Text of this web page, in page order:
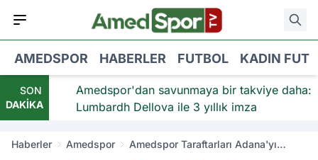
AMEDSPOR HABERLER FUTBOL KADIN
SON
DAKİKA
Amedspor'dan savunmaya bir takviye daha:
Lumbardh Dellova ile 3 yıllık imza
Haberler Amedspor
Amedspor Taraftarları Adana'yı